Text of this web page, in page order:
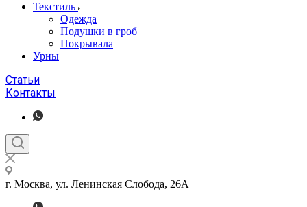
Текстиль
Одежда
Подушки в гроб
Покрывала
Урны
Статьи
Контакты
г. Москва, ул. Ленинская Слобода, 26А